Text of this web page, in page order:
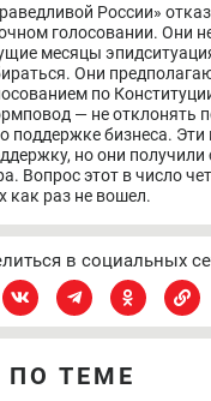
России»
голосовании. Они
месяцы
Они
по
— не отклонять
поддержке бизнеса. Эти
но они получили
Вопрос этот в число
как раз не вошел.
в социальных
ТЕМЕ